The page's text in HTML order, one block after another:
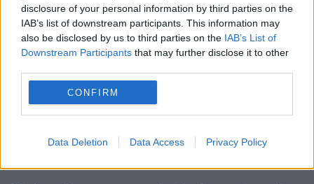
disclosure of your personal information by third parties on the
IAB’s list of downstream participants. This information may
also be disclosed by us to third parties on the IAB’s List of
Downstream Participants that may further disclose it to other
CONFIRM
Data Deletion Data Access Privacy Policy
proximitate. Aceste unități sunt deschise
atât în zone urbane, cât și în localități